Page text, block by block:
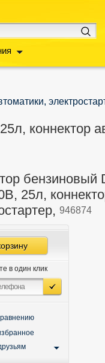
коннектор
бензиновый
25л,
946874
в один клик